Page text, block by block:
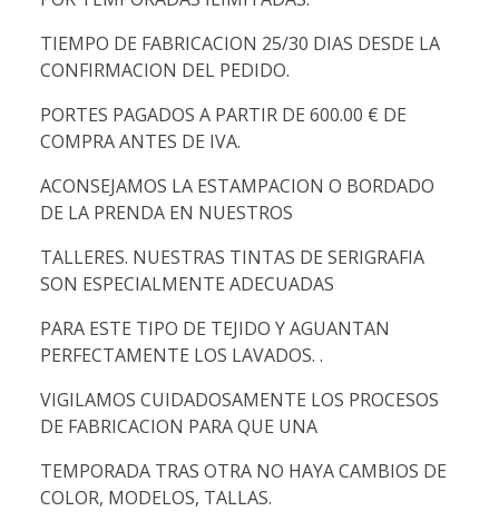
TIEMPO DE FABRICACION 25/30 DIAS DESDE LA
CONFIRMACION DEL PEDIDO.
PORTES PAGADOS A PARTIR DE 600.00 € DE
COMPRA ANTES DE IVA.
ACONSEJAMOS LA ESTAMPACION O BORDADO
DE LA PRENDA EN NUESTROS
TALLERES. NUESTRAS TINTAS DE SERIGRAFIA
SON ESPECIALMENTE ADECUADAS
PARA ESTE TIPO DE TEJIDO Y AGUANTAN
PERFECTAMENTE LOS LAVADOS. .
VIGILAMOS CUIDADOSAMENTE LOS PROCESOS
DE FABRICACION PARA QUE UNA
TEMPORADA TRAS OTRA NO HAYA CAMBIOS DE
COLOR, MODELOS, TALLAS.